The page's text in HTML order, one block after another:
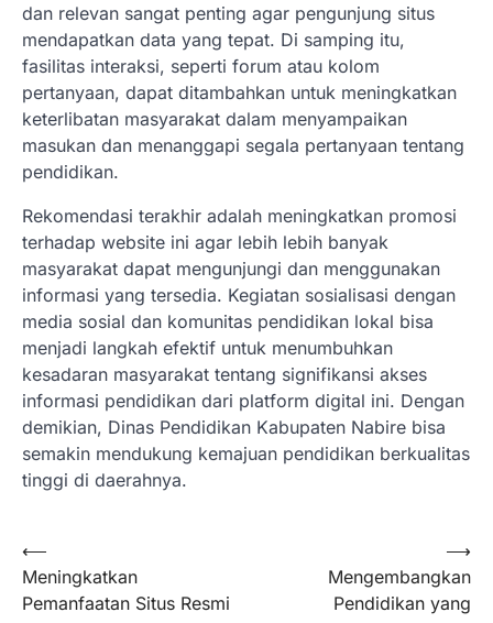
dan relevan sangat penting agar pengunjung situs
mendapatkan data yang tepat. Di samping itu,
fasilitas interaksi, seperti forum atau kolom
pertanyaan, dapat ditambahkan untuk meningkatkan
keterlibatan masyarakat dalam menyampaikan
masukan dan menanggapi segala pertanyaan tentang
pendidikan.
Rekomendasi terakhir adalah meningkatkan promosi
terhadap website ini agar lebih lebih banyak
masyarakat dapat mengunjungi dan menggunakan
informasi yang tersedia. Kegiatan sosialisasi dengan
media sosial dan komunitas pendidikan lokal bisa
menjadi langkah efektif untuk menumbuhkan
kesadaran masyarakat tentang signifikansi akses
informasi pendidikan dari platform digital ini. Dengan
demikian, Dinas Pendidikan Kabupaten Nabire bisa
semakin mendukung kemajuan pendidikan berkualitas
tinggi di daerahnya.
Post
navigation
⟵
Meningkatkan
Pemanfaatan Situs Resmi
Mengembangkan
Pendidikan yang
⟶